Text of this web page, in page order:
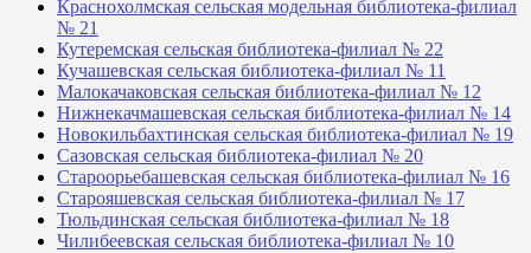
Краснохолмская сельская модельная библиотека-филиал
№ 21
Кутеремская сельская библиотека-филиал № 22
Кучашевская сельская библиотека-филиал № 11
Малокачаковская сельская библиотека-филиал № 12
Нижнекачмашевская сельская библиотека-филиал № 14
Новокильбахтинская сельская библиотека-филиал № 19
Сазовская сельская библиотека-филиал № 20
Староорьебашевская сельская библиотека-филиал № 16
Старояшевская сельская библиотека-филиал № 17
Тюльдинская сельская библиотека-филиал № 18
Чилибеевская сельская библиотека-филиал № 10